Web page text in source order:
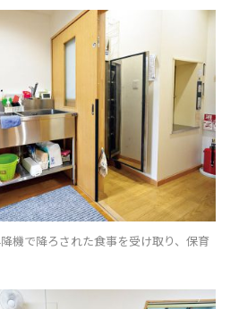
機で降ろされた食事を受け取り、保育